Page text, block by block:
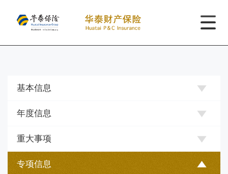
基本信息
年度信息
重大事项
专项信息